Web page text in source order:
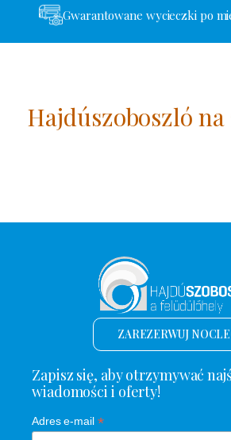
Gwarantowane wycieczki po
Hajdúszoboszló
ZAREZERWUJ
Zapisz się, aby otrzymywać
wiadomości i oferty!
Adres e-mail *